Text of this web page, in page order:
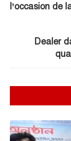
l’occasion de
Dealer